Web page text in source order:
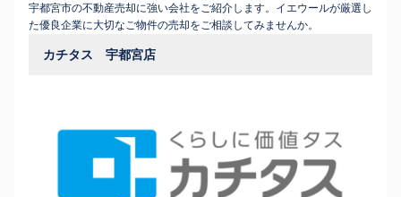
宇都宮市の不動産売却に強い会社をご紹介します。イエウールが厳選し
た優良企業に大切なご物件の売却をご相談してみませんか。
カチタス 宇都宮店